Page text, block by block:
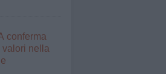
conferma
valori nella